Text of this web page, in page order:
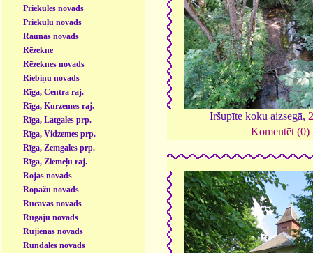
Priekules novads
Priekuļu novads
Raunas novads
Rēzekne
Rēzeknes novads
Riebiņu novads
Rīga, Centra raj.
Rīga, Kurzemes raj.
Rīga, Latgales prp.
Rīga, Vidzemes prp.
Rīga, Zemgales prp.
Rīga, Ziemeļu raj.
Rojas novads
Ropažu novads
Rucavas novads
Rugāju novads
Rūjienas novads
Rundāles novads
Iršupīte koku aizsegā,
Komentēt (0)